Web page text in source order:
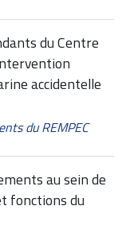
du Centre
accidentelle
du REMPEC
au sein de
fonctions du